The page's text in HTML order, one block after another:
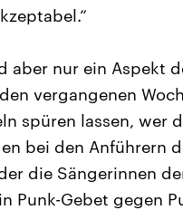
aber nur ein Aspekt
vergangenen
spüren lassen, wer
bei den Anführern
die Sängerinnen
Punk-Gebet gegen